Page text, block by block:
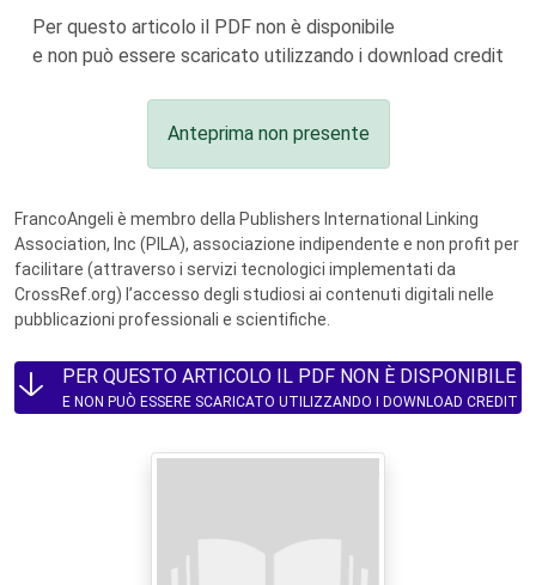
Per questo articolo il PDF non è disponibile
e non può essere scaricato utilizzando i download credit
Anteprima non presente
FrancoAngeli è membro della Publishers International Linking
Association, Inc (PILA), associazione indipendente e non profit per
facilitare (attraverso i servizi tecnologici implementati da
CrossRef.org) l’accesso degli studiosi ai contenuti digitali nelle
pubblicazioni professionali e scientifiche.
PER QUESTO ARTICOLO IL PDF NON È DISPONIBILE
E NON PUÒ ESSERE SCARICATO UTILIZZANDO I DOWNLOAD CREDIT